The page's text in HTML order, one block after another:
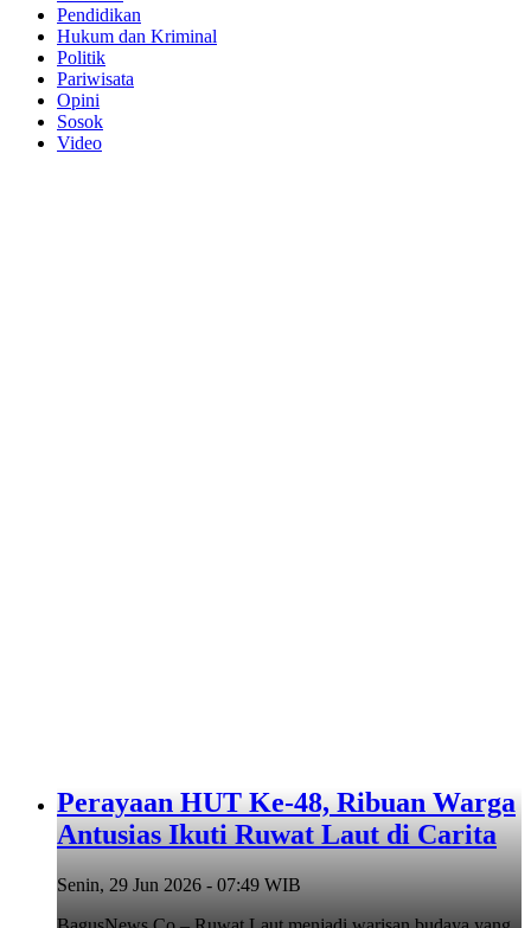
Pendidikan
Hukum dan Kriminal
Politik
Pariwisata
Opini
Sosok
Video
Perayaan HUT Ke-48, Ribuan Warga
Antusias Ikuti Ruwat Laut di Carita
Senin, 29 Jun 2026 - 07:49 WIB